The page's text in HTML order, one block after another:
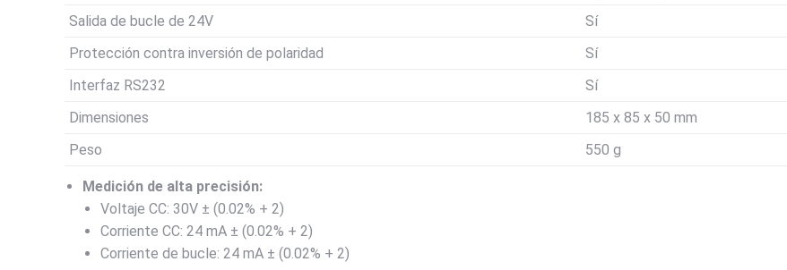
Salida de bucle de 24V
Sí
Protección contra inversión de polaridad
Sí
Interfaz RS232
Sí
Dimensiones
185 x 85 x 50 mm
Peso
550 g
Medición de alta precisión:
Voltaje CC: 30V ± (0.02% + 2)
Corriente CC: 24 mA ± (0.02% + 2)
Corriente de bucle: 24 mA ± (0.02% + 2)